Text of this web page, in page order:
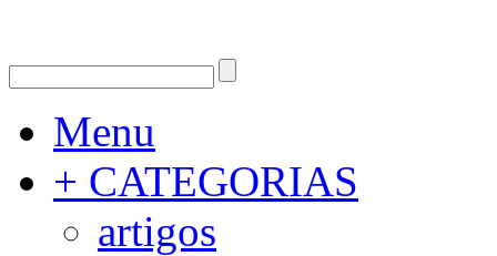
Menu
+ CATEGORIAS
artigos